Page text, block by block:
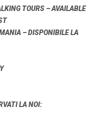
TOURS – AVAILABLE
– DISPONIBILE LA
LA NOI: